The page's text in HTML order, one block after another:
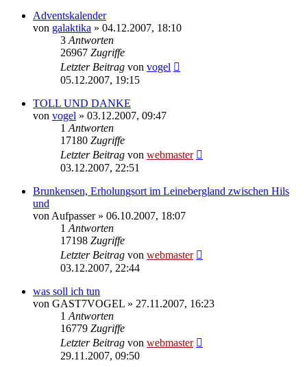
Adventskalender
von galaktika » 04.12.2007, 18:10
3 Antworten
26967 Zugriffe
Letzter Beitrag von vogel
05.12.2007, 19:15
TOLL UND DANKE
von vogel » 03.12.2007, 09:47
1 Antworten
17180 Zugriffe
Letzter Beitrag von webmaster
03.12.2007, 22:51
Brunkensen, Erholungsort im Leinebergland zwischen Hils
und
von Aufpasser» 06.10.2007, 18:07
1 Antworten
17198 Zugriffe
Letzter Beitrag von webmaster
03.12.2007, 22:44
was soll ich tun
von GAST7VOGEL » 27.11.2007, 16:23
1 Antworten
16779 Zugriffe
Letzter Beitrag von webmaster
29.11.2007, 09:50